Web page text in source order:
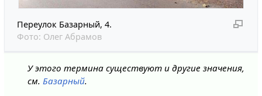
Переулок Базарный, 4.
Фото: Олег Абрамов
У этого термина существуют и другие значения,
см. Базарный.